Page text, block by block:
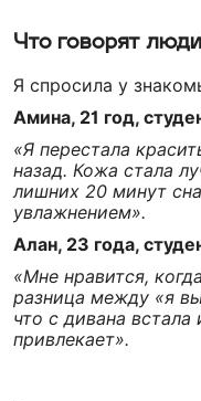
Что говорят
Я спросила у
Амина, 21 год,
«Я перестала
назад. Кожа стала
лишних 20 минут
увлажнением».
Алан, 23 года,
«Мне нравится,
разница между «я
что с дивана
привлекает».